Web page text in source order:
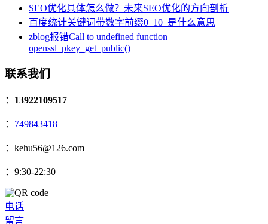
SEO优化具体怎么做？未来SEO优化的方向剖析
百度统计关键词带数字前缀0_10_是什么意思
zblog报错Call to undefined function
openssl_pkey_get_public()
联系我们
： 13922109517
： 749843418
：kehu56@126.com
：9:30-22:30
电话
留言